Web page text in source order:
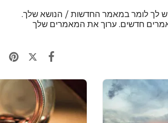
לך לומר במאמר החדשות / הנושא שלך.
חדשים. ערוך את המאמרים שלך